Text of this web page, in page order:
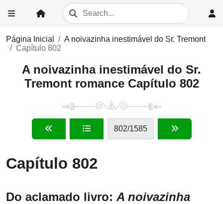
Página Inicial
A noivazinha inestimável do Sr. Tremont
Capítulo 802
A noivazinha inestimável do Sr.
Tremont romance Capítulo 802
802/1585
Capítulo 802
Do aclamado livro: A noivazinha